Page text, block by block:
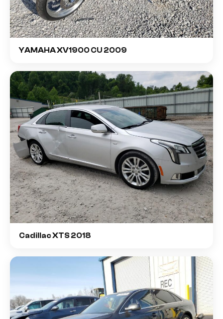
YAMAHA XV1900 CU 2009
Cadillac XTS 2018